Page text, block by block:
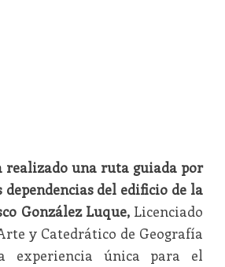
realizado una ruta guiada por
del edificio de la
González Luque,Licenciado
y Catedrático de Geografía
experiencia única para el